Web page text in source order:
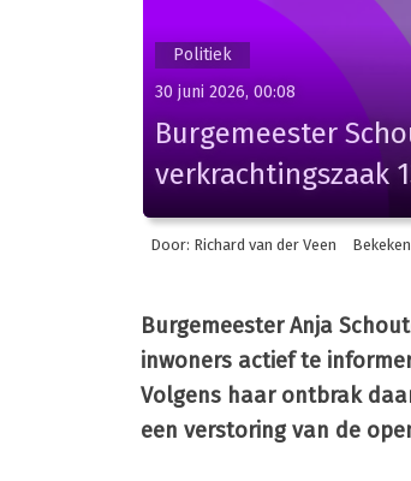
Politiek
30 juni 2026, 00:08
Burgemeester
verkrachtingszaak
Door: Richard van der Veen
Burgemeester Anja
inwoners actief te
Volgens haar ontbrak
een verstoring van de